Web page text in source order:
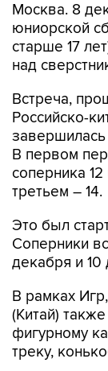
Москва. 8
юниорской
старше 17
над
Встреча,
Российско-
завершилась
В первом
соперника
третьем – 14.
Это был
Соперники
декабря и 10
В рамках
(Китай)
фигурному
треку,